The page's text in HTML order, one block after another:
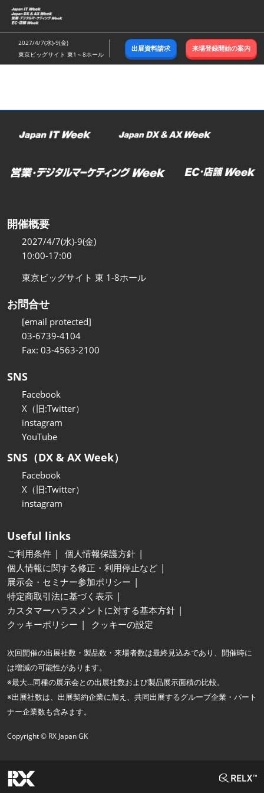
ス
キ
ッ
し
む
2027/4/7(水)-9(金)
東京ビッグサイト 東1～8ホール
出展資料請求 来場登録開始の案内
開催概要
2027/4/7(水)-9(金)
10:00-17:00
東京ビッグサイト 東 1-8ホール
お問合せ
[email protected]
03-6739-4104
Fax: 03-4563-2100
SNS
Facebook
X（旧:Twitter）
instagram
YouTube
SNS（DX & AX Week）
Facebook
X（旧:Twitter）
instagram
Useful links
ご利用条件
個人情報保護方針
個人情報に関する修正・利用停止など
展示会・セミナー参加ポリシー
特定商取引法に基づく表示
カスタマーハラスメントに対する基本方針
クッキーポリシー
クッキーの設定
次回開催の出展社数・製品数・来場者数は最終見込みであり、開催時に
は増減の可能性があります。
※最大…同種の展示会との出展社数および製品展示面積の比較。
※出展社数は、出展契約企業に加え、共同出展するグループ企業・パート
ナー企業数も含みます。
Copyright © RX Japan GK